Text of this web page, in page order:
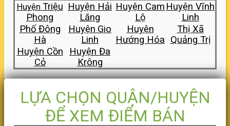
Huyện Triệu
Phong
Huyện Hải
Lăng
Huyện Cam
Lộ
Huyện Vĩnh
Linh
Phố Đông
Hà
Huyện Gio
Linh
Huyện
Hướng Hóa
Thị Xã
Quảng Trị
Huyện Cồn
Cỏ
Huyện Đa
Krông
LỰA CHỌN QUẬN/HUYỆN
ĐỂ XEM ĐIỂM BÁN